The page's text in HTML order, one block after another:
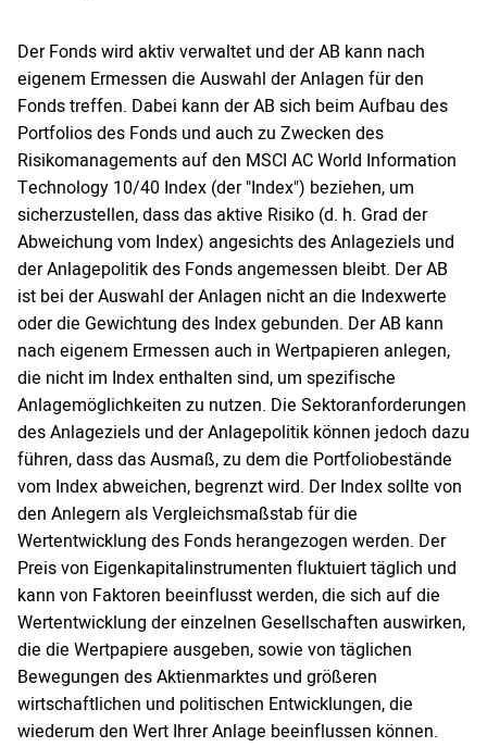
Der Fonds wird aktiv verwaltet und der AB kann nach
eigenem Ermessen die Auswahl der Anlagen für den
Fonds treffen. Dabei kann der AB sich beim Aufbau des
Portfolios des Fonds und auch zu Zwecken des
Risikomanagements auf den MSCI AC World Information
Technology 10/40 Index (der "Index") beziehen, um
sicherzustellen, dass das aktive Risiko (d. h. Grad der
Abweichung vom Index) angesichts des Anlageziels und
der Anlagepolitik des Fonds angemessen bleibt. Der AB
ist bei der Auswahl der Anlagen nicht an die Indexwerte
oder die Gewichtung des Index gebunden. Der AB kann
nach eigenem Ermessen auch in Wertpapieren anlegen,
die nicht im Index enthalten sind, um spezifische
Anlagemöglichkeiten zu nutzen. Die Sektoranforderungen
des Anlageziels und der Anlagepolitik können jedoch dazu
führen, dass das Ausmaß, zu dem die Portfoliobestände
vom Index abweichen, begrenzt wird. Der Index sollte von
den Anlegern als Vergleichsmaßstab für die
Wertentwicklung des Fonds herangezogen werden. Der
Preis von Eigenkapitalinstrumenten fluktuiert täglich und
kann von Faktoren beeinflusst werden, die sich auf die
Wertentwicklung der einzelnen Gesellschaften auswirken,
die die Wertpapiere ausgeben, sowie von täglichen
Bewegungen des Aktienmarktes und größeren
wirtschaftlichen und politischen Entwicklungen, die
wiederum den Wert Ihrer Anlage beeinflussen können.